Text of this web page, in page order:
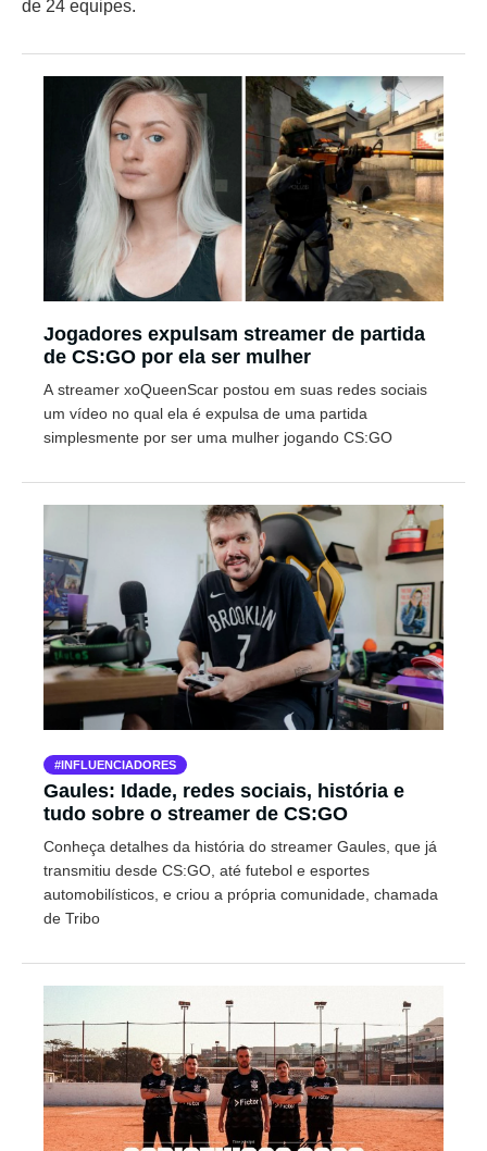
de 24 equipes.
Jogadores expulsam streamer de partida
de CS:GO por ela ser mulher
A streamer xoQueenScar postou em suas redes sociais
um vídeo no qual ela é expulsa de uma partida
simplesmente por ser uma mulher jogando CS:GO
INFLUENCIADORES
Gaules: Idade, redes sociais, história e
tudo sobre o streamer de CS:GO
Conheça detalhes da história do streamer Gaules, que já
transmitiu desde CS:GO, até futebol e esportes
automobilísticos, e criou a própria comunidade, chamada
de Tribo